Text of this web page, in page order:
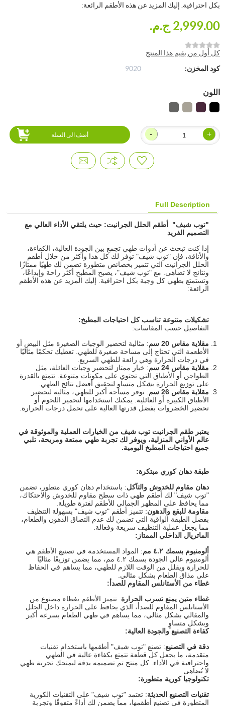
بكل احترافية. إليك المزيد عن هذه الأطقم الرائعة:
2,999.00 ج.م.‏
كل أول من يقيم هذا المنتج
كود المخزن:
9020
اللون
+
- أضف الى السلة
Full Description
"توب شيف" أطقم الحلل الجرانيت: حيث يلتقي الأداء العالي مع
التصميم الفريد
إذا كنت تبحث عن أدوات طهي تجمع بين الجودة العالية، الكفاءة،
والأناقة، فإن "توب شيف" توفر لك كل هذا وأكثر من خلال أطقم
الحلل الجرانيت التي تتميز بخصائص متطورة تضمن لك طهيًا ممتازًا
ونتائج لا تضاهى. مع "توب شيف"، يصبح المطبخ أكثر راحة وإبداعًا،
وتستمتع بطهي كل وجبة بكل احترافية. إليك المزيد عن هذه الأطقم
الرائعة:
تشكيلات متنوعة تناسب كل احتياجات المطبخ:
التفاصيل حسب المقاسات:
مقلاية مقاس 20 سم
: مثالية لتحضير الوجبات الصغيرة مثل البيض أو
الأطعمة التي تحتاج إلى مساحة صغيرة للطهي. تعطيك تحكمًا مثاليًا
في درجات الحرارة وهي رائعة للطهي السريع.
مقلاية مقاس 24 سم
: خيار ممتاز لتحضير وجبات العائلة، مثل
الطواجن أو الأطباق التي تحتوي على مكونات متنوعة. تتمتع بالقدرة
على توزيع الحرارة بشكل متساوٍ لتحقيق أفضل نتائج الطهي.
مقلاية مقاس 26 سم
: توفر مساحة أكبر للطهي، مثالية لتحضير
الأطباق الكبيرة أو العائلية. يمكنك استخدامها لتحمير اللحوم أو
تحضير الخضروات بفضل قدرتها العالية على تحمل درجات الحرارة.
يعتبر طقم الجرانيت توب شيف من الخيارات العملية والموثوقة في
عالم الأواني المنزلية، ويوفر لك تجربة طهي ممتعة ومريحة، تلبي
جميع احتياجات المطبخ اليومية.
طبقة دهان كوري مبتكرة:
دهان مقاوم للخدوش والتآكل: باستخدام دهان كوري متطور، تضمن
"توب شيف" لك أطقم طهي ذات سطح مقاوم للخدوش والاحتكاك،
مما يحافظ على المظهر الجمالي للأطقم لفترة طويلة.
مقاومة للبقع والدهون: تتميز أطقم "توب شيف" بسهولة التنظيف
بفضل الطبقة الواقية التي تضمن لك عدم التصاق الدهون والطعام،
مما يجعل عملية التنظيف سريعة وفعالة.
الماتريال الداخلي الممتاز :
ألومنيوم بسمك ٤.٢ مم
: المواد المستخدمة في تصنيع الأطقم هي
ألومنيوم عالي الجودة بسمك ٤.٢ مم، مما يضمن توزيعًا مثاليًا
للحرارة ويقلل من الوقت اللازم للطهي، مما يساهم في الحفاظ
على مذاق الطعام بشكل مثالي.
غطاء من الأستانلس المقاوم للصدأ :
غطاء متين يمنع تسرب الحرارة: تتميز الأطقم بغطاء مصنوع من
الأستانلس المقاوم للصدأ، الذي يحافظ على الحرارة داخل الحلل
والمقالي بشكل مثالي، مما يساهم في طهي الطعام بسرعة أكبر
وبشكل متساوٍ
كفاءة التصنيع والجودة العالية:
دقة في التصنيع: تصنع "توب شيف" أطقمها باستخدام تقنيات
متقدمة، ما يجعل كل قطعة تتمتع بكفاءة عالية في الطهي
واحترافية في الأداء. كل منتج تم تصميمه بدقة ليمنحك تجربة طهي
لا تُضاهى.
تكنولوجيا كورية متطورة:
تقنيات التصنيع الحديثة: تعتمد "توب شيف" على التقنيات الكورية
المتطورة في تصنيع أطقمها، مما يضمن لك أداءً متفوقًا وتجربة